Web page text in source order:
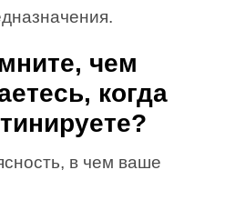
чем
когда
в чем ваше